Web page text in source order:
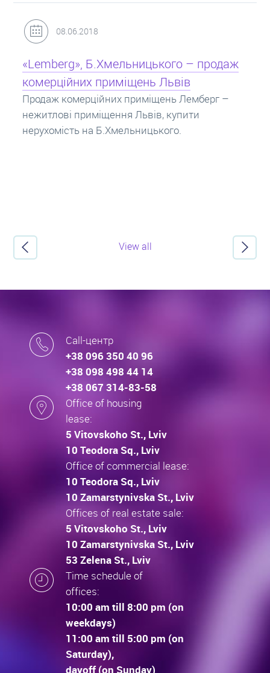
31.05.2018
Кредит під заставу нерухомості:
Іпотека на квартиру – кредит на житло під
заставу нерухомості. Купити в іпотеку – що
потрібно знати? Консультація від Експертів
про іпотечні кредити.
View all
Call-центр
+38 096 350 40 96
+38 098 498 44 14
+38 067 314-83-58
Office of housing
lease:
5 Vitovskoho St., Lviv
10 Teodora Sq., Lviv
Office of commercial lease:
10 Teodora Sq., Lviv
10 Zamarstynivska St., Lviv
Offices of real estate sale:
5 Vitovskoho St., Lviv
10 Zamarstynivska St., Lviv
53 Zelena St., Lviv
Time schedule of
offices:
10:00 am till 8:00 pm (on
weekdays)
11:00 am till 5:00 pm (on
Saturday),
dayoff (on Sunday)